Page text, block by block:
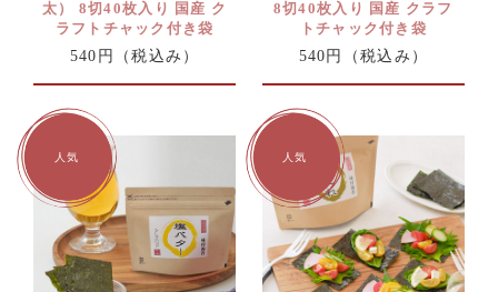
太） 8切40枚入り 国産 ク
ラフトチャック付き袋
540円
（税込み）
8切40枚入り 国産 クラフ
トチャック付き袋
540円
（税込み）